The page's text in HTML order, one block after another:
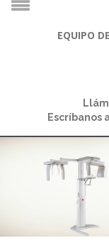
EQUIPO
Escríbanos